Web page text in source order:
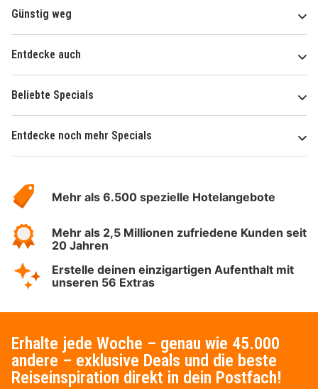
Günstig weg
Entdecke auch
Beliebte Specials
Entdecke noch mehr Specials
Hotelspecials
Mehr als 6.500 spezielle Hotelangebote
Mehr als 2,5 Millionen zufriedene Kunden seit
20 Jahren
Erstelle deinen einzigartigen Aufenthalt mit
unseren 56 Extras
Erhalte jede Woche – genau wie 45.000
andere – exklusive Deals und die beste
Reiseinspiration direkt in dein Postfach!